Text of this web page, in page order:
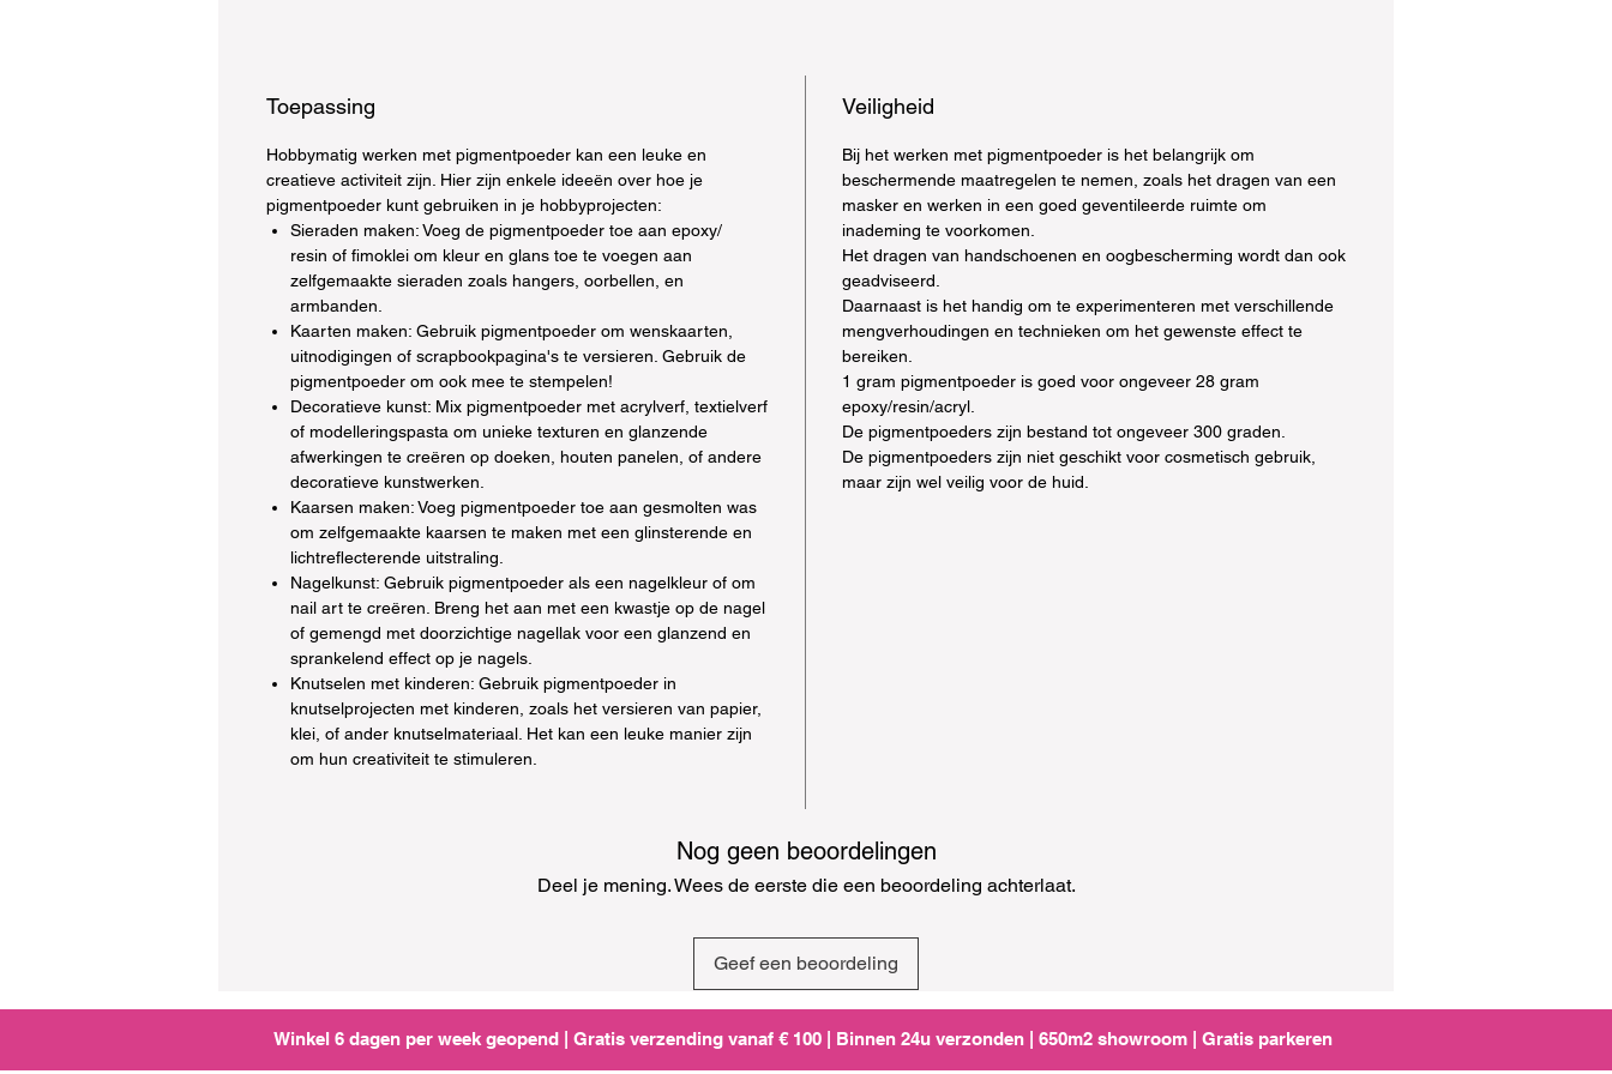
Toepassing
Hobbymatig werken met pigmentpoeder kan een leuke en
creatieve activiteit zijn. Hier zijn enkele ideeën over hoe je
pigmentpoeder kunt gebruiken in je hobbyprojecten:
Sieraden maken: Voeg de pigmentpoeder toe aan epoxy/
resin of fimoklei om kleur en glans toe te voegen aan
zelfgemaakte sieraden zoals hangers, oorbellen, en
armbanden.
Kaarten maken: Gebruik pigmentpoeder om wenskaarten,
uitnodigingen of scrapbookpagina's te versieren. Gebruik de
pigmentpoeder om ook mee te stempelen!
Decoratieve kunst: Mix pigmentpoeder met acrylverf, textielverf
of modelleringspasta om unieke texturen en glanzende
afwerkingen te creëren op doeken, houten panelen, of andere
decoratieve kunstwerken.
Kaarsen maken: Voeg pigmentpoeder toe aan gesmolten was
om zelfgemaakte kaarsen te maken met een glinsterende en
lichtreflecterende uitstraling.
Nagelkunst: Gebruik pigmentpoeder als een nagelkleur of om
nail art te creëren. Breng het aan met een kwastje op de nagel
of gemengd met doorzichtige nagellak voor een glanzend en
sprankelend effect op je nagels.
Knutselen met kinderen: Gebruik pigmentpoeder in
knutselprojecten met kinderen, zoals het versieren van papier,
klei, of ander knutselmateriaal. Het kan een leuke manier zijn
om hun creativiteit te stimuleren.
Veiligheid
Bij het werken met pigmentpoeder is het belangrijk om
beschermende maatregelen te nemen, zoals het dragen van een
masker en werken in een goed geventileerde ruimte om
inademing te voorkomen.
Het dragen van handschoenen en oogbescherming wordt dan ook
geadviseerd.
Daarnaast is het handig om te experimenteren met verschillende
mengverhoudingen en technieken om het gewenste effect te
bereiken.
1 gram pigmentpoeder is goed voor ongeveer 28 gram
epoxy/resin/acryl.
De pigmentpoeders zijn bestand tot ongeveer 300 graden.
De pigmentpoeders zijn niet geschikt voor cosmetisch gebruik,
maar zijn wel veilig voor de huid.
Nog geen beoordelingen
Deel je mening. Wees de eerste die een beoordeling achterlaat.
Geef een beoordeling
Winkel 6 dagen per week geopend | Gratis verzending vanaf € 100 | Binnen 24u verzonden | 650m2 showroom | Gratis parkeren